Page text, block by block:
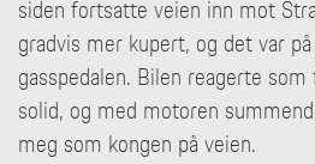
siden fortsatte veien inn mot
gradvis mer kupert, og det var
gasspedalen. Bilen reagerte
solid, og med motoren
meg som kongen på veien.